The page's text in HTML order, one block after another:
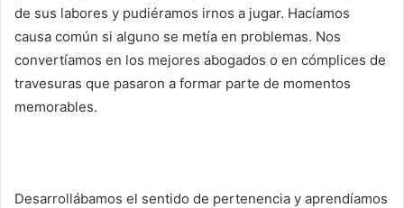
de sus labores y pudiéramos irnos a jugar. Hacíamos
causa común si alguno se metía en problemas. Nos
convertíamos en los mejores abogados o en cómplices de
travesuras que pasaron a formar parte de momentos
memorables.
Desarrollábamos el sentido de pertenencia y aprendíamos